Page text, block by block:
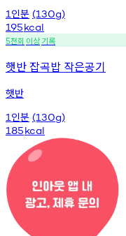
1 인분 (130g)
195kcal
5천회 이상기록
햇반 잡곡밥 작은공기
햇반
1 인분 (130g)
185kcal